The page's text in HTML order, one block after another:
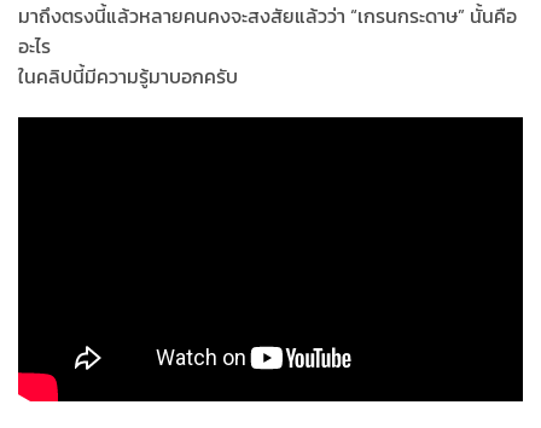
มาถึงตรงนี้แล้วหลายคนคงจะสงสัยแล้วว่า “เกรนกระดาษ” นั้นคือ
อะไร
ในคลิปนี้มีความรู้มาบอกครับ